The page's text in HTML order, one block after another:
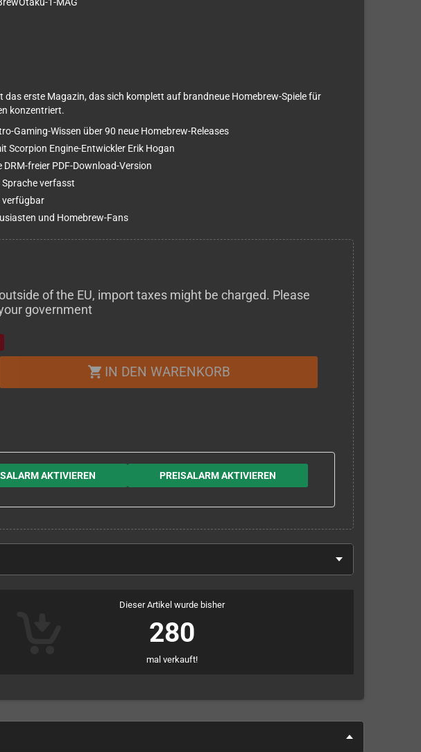
1-MAG
das erste Magazin, das sich komplett auf brandneue Homebrew-Spiele für
konzentriert.
Gaming-Wissen über 90 neue Homebrew-Releases
Scorpion Engine-Entwickler Erik Hogan
freier PDF-Download-Version
verfasst
verfügbar
und Homebrew-Fans
of the EU, import taxes might be charged. Please
government
shopping_cart IN DEN WARENKORB
AKTIVIEREN PREISALARM AKTIVIEREN
Dieser Artikel wurde bisher
280
mal verkauft!